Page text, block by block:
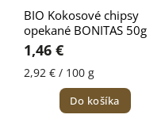
BIO Kokosové chipsy
opekané BONITAS 50g
1,46 €
2,92 € / 100 g
Do košíka